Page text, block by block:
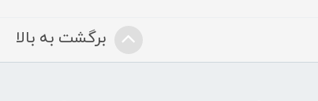
برگشت به بالا